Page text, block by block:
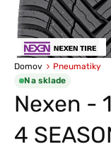
Domov
Pneumatiky
Na sklade
Nexen -
4